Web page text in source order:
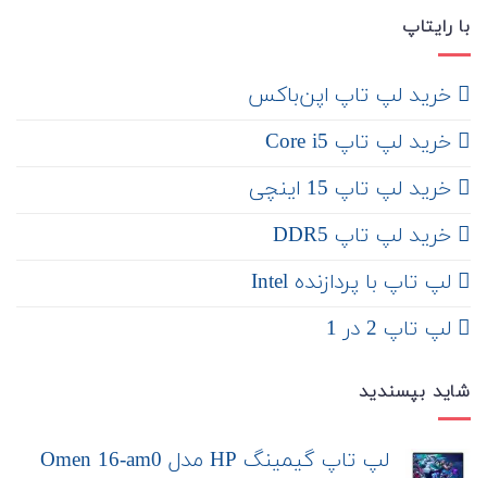
با رایتاپ
‌ خرید لپ تاپ اپن‌باکس
خرید لپ تاپ Core i5
‌‌ خرید لپ تاپ 15 اینچی
خرید لپ تاپ DDR5
لپ تاپ با پردازنده Intel
لپ تاپ 2 در 1
شاید بپسندید
لپ تاپ گیمینگ HP مدل Omen 16-am0